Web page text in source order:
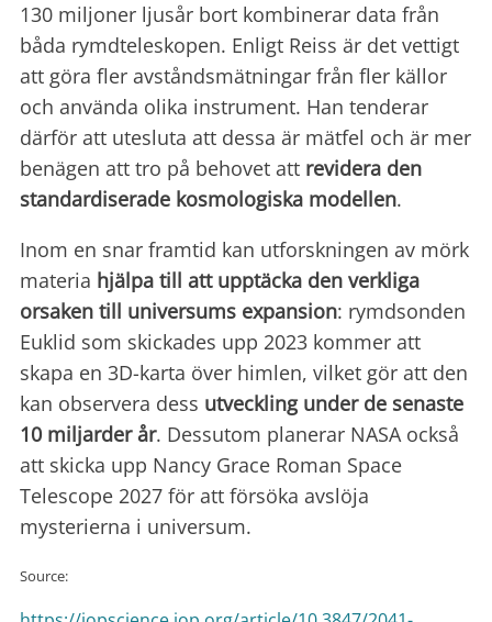
130 miljoner ljusår bort kombinerar data från
båda rymdteleskopen. Enligt Reiss är det vettigt
att göra fler avståndsmätningar från fler källor
och använda olika instrument. Han tenderar
därför att utesluta att dessa är mätfel och är mer
benägen att tro på behovet att revidera den
standardiserade kosmologiska modellen.
Inom en snar framtid kan utforskningen av mörk
materia hjälpa till att upptäcka den verkliga
orsaken till universums expansion: rymdsonden
Euklid som skickades upp 2023 kommer att
skapa en 3D-karta över himlen, vilket gör att den
kan observera dess utveckling under de senaste
10 miljarder år. Dessutom planerar NASA också
att skicka upp Nancy Grace Roman Space
Telescope 2027 för att försöka avslöja
mysterierna i universum.
Source: